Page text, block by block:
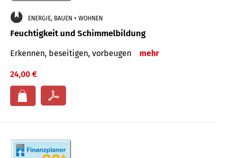
ENERGIE, BAUEN + WOHNEN
Feuchtigkeit und Schimmelbildung
Erkennen, beseitigen, vorbeugen mehr
24,00 €